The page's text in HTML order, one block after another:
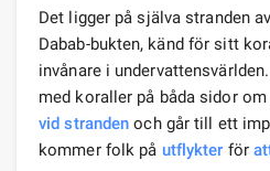
Det ligger på själva stranden
Dabab-bukten, känd för sitt
invånare i
med koraller på båda sidor
vid stranden och går till ett
kommer folk på utflykter för